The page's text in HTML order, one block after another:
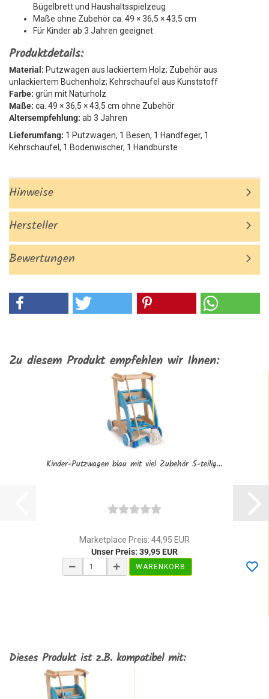
Bügelbrett und Haushaltsspielzeug
Maße ohne Zubehör ca. 49 × 36,5 × 43,5 cm
Für Kinder ab 3 Jahren geeignet
Produktdetails:
Material: Putzwagen aus lackiertem Holz; Zubehör aus
unlackiertem Buchenholz; Kehrschaufel aus Kunststoff
Farbe: grün mit Naturholz
Maße: ca. 49 × 36,5 × 43,5 cm ohne Zubehör
Altersempfehlung: ab 3 Jahren
Lieferumfang: 1 Putzwagen, 1 Besen, 1 Handfeger, 1
Kehrschaufel, 1 Bodenwischer, 1 Handbürste
Hinweise
Hersteller
Bewertungen
Zu diesem Produkt empfehlen wir Ihnen:
Kinder-Putzwagen blau mit viel Zubehör 5-teilig...
Marketplace Preis: 44,95 EUR
Unser Preis: 39,95 EUR
WARENKORB
Dieses Produkt ist z.B. kompatibel mit: